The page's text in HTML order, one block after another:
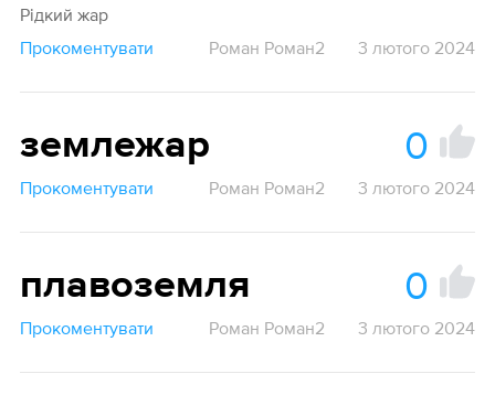
Рідкий жар
Прокоментувати
Роман Роман2 3 лютого 2024
землежар 0
Прокоментувати Роман Роман2 3 лютого 2024
плавоземля 0
Прокоментувати Роман Роман2 3 лютого 2024